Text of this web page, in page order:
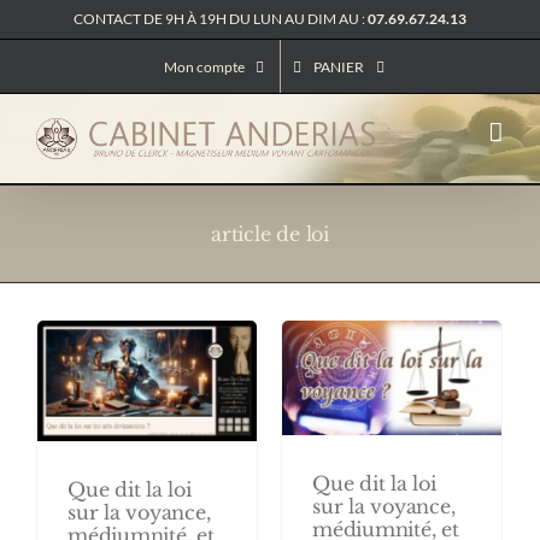
au
CONTACT DE 9H À 19H DU LUN AU DIM AU :07.69.67.24.13
Mon compte PANIER
article de loi
Que dit la loi
sur la voyance,
Que dit la loi
sur la voyance,
médiumnité, et